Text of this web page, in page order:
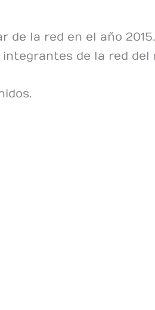
la red en el año
de la red del